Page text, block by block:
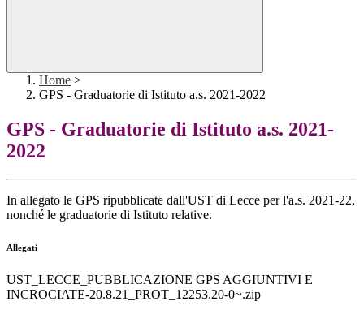
Home >
GPS - Graduatorie di Istituto a.s. 2021-2022
GPS - Graduatorie di Istituto a.s. 2021-
2022
In allegato le GPS ripubblicate dall'UST di Lecce per l'a.s. 2021-22,
nonché le graduatorie di Istituto relative.
Allegati
UST_LECCE_PUBBLICAZIONE GPS AGGIUNTIVI E
INCROCIATE-20.8.21_PROT_12253.20-0~.zip